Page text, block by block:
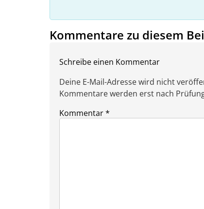
Kommentare zu diesem
Schreibe einen Kommentar
Deine E-Mail-Adresse wird nicht
Kommentare werden erst nach
Kommentar*